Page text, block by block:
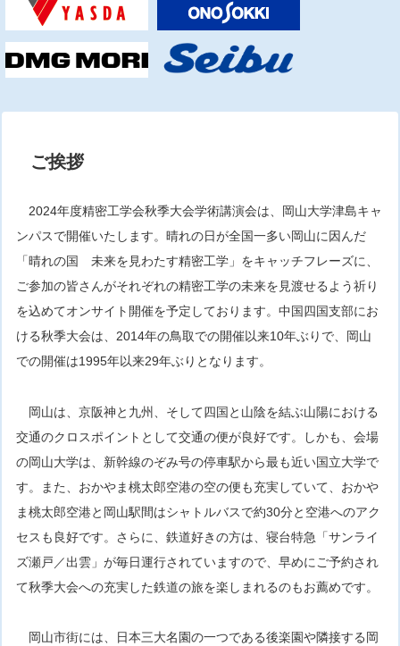
ご挨拶
2024年度精密工学会秋季大会学術講演会は、岡山大学津島キャ
ンパスで開催いたします。晴れの日が全国一多い岡山に因んだ
「晴れの国 未来を見わたす精密工学」をキャッチフレーズに、
ご参加の皆さんがそれぞれの精密工学の未来を見渡せるよう祈り
を込めてオンサイト開催を予定しております。中国四国支部にお
ける秋季大会は、2014年の鳥取での開催以来10年ぶりで、岡山
での開催は1995年以来29年ぶりとなります。
岡山は、京阪神と九州、そして四国と山陰を結ぶ山陽における
交通のクロスポイントとして交通の便が良好です。しかも、会場
の岡山大学は、新幹線のぞみ号の停車駅から最も近い国立大学で
す。また、おかやま桃太郎空港の空の便も充実していて、おかや
ま桃太郎空港と岡山駅間はシャトルバスで約30分と空港へのアク
セスも良好です。さらに、鉄道好きの方は、寝台特急「サンライ
ズ瀬戸／出雲」が毎日運行されていますので、早めにご予約され
て秋季大会への充実した鉄道の旅を楽しまれるのもお薦めです。
岡山市街には、日本三大名園の一つである後楽園や隣接する岡